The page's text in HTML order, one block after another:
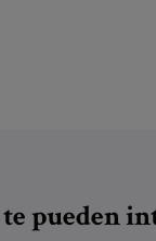
pueden